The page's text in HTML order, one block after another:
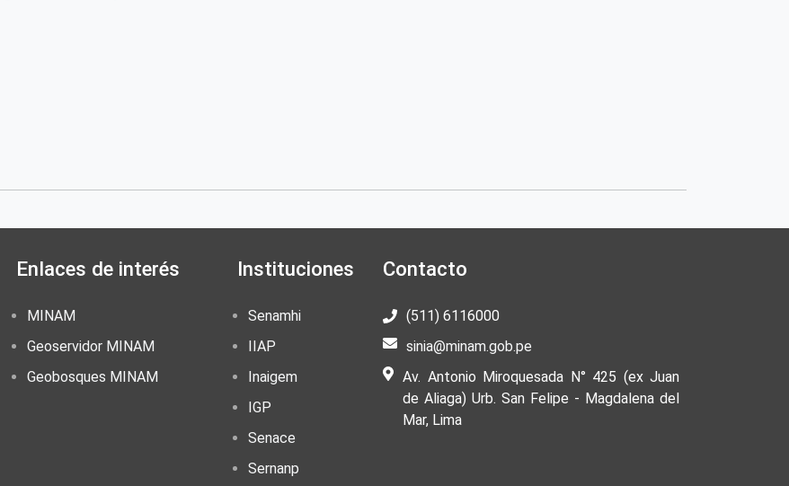
Enlaces de interés
MINAM
Geoservidor MINAM
Geobosques MINAM
Instituciones
Senamhi
IIAP
Inaigem
IGP
Senace
Sernanp
Contacto
(511) 6116000
sinia@minam.gob.pe
Av. Antonio Miroquesada N° 425 (ex Juan
de Aliaga) Urb. San Felipe - Magdalena del
Mar, Lima